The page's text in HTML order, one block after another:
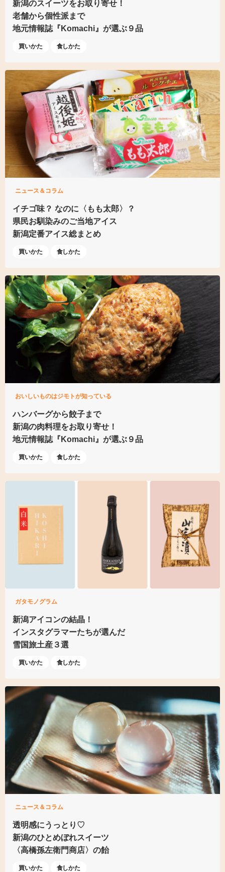
新潟のスイーツをお取り寄せ！
老舗から個性派まで
地元情報誌『Komachi』 が選ぶ９品
買いかた 食しかた
ニュース＆コラム
イチゴ味？ なのに〈もも太郎〉？
県民お馴染みのご当地アイス
新潟定番アイス総まとめ
買いかた 食しかた
おいしいものはジモトが知っている
ハンバーグから餃子まで
新潟の肉料理をお取り寄せ！
地元情報誌『Komachi』 が選ぶ９品
買いかた 食しかた
ガタモノグラム
新潟アイコンの結晶！
インスタグラマーたちが選んだ
雪国旅土産３選
買いかた 食しかた
ニュース＆コラム
透明感にうっとり♡
新潟のひとめぼれスイーツ
〈高橋孫左衛門商店〉の飴
買いかた 食しかた